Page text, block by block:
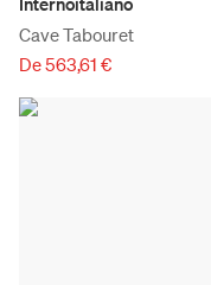
Cave Tabouret
De 563,61 €